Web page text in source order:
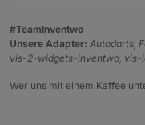
#TeamInventwo
Unsere Adapter: Autodarts,
vis-2-widgets-inventwo,
Wer uns mit einem Kaffee